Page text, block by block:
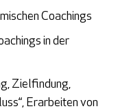
Coachings
in der
Zielfindung,
Erarbeiten von